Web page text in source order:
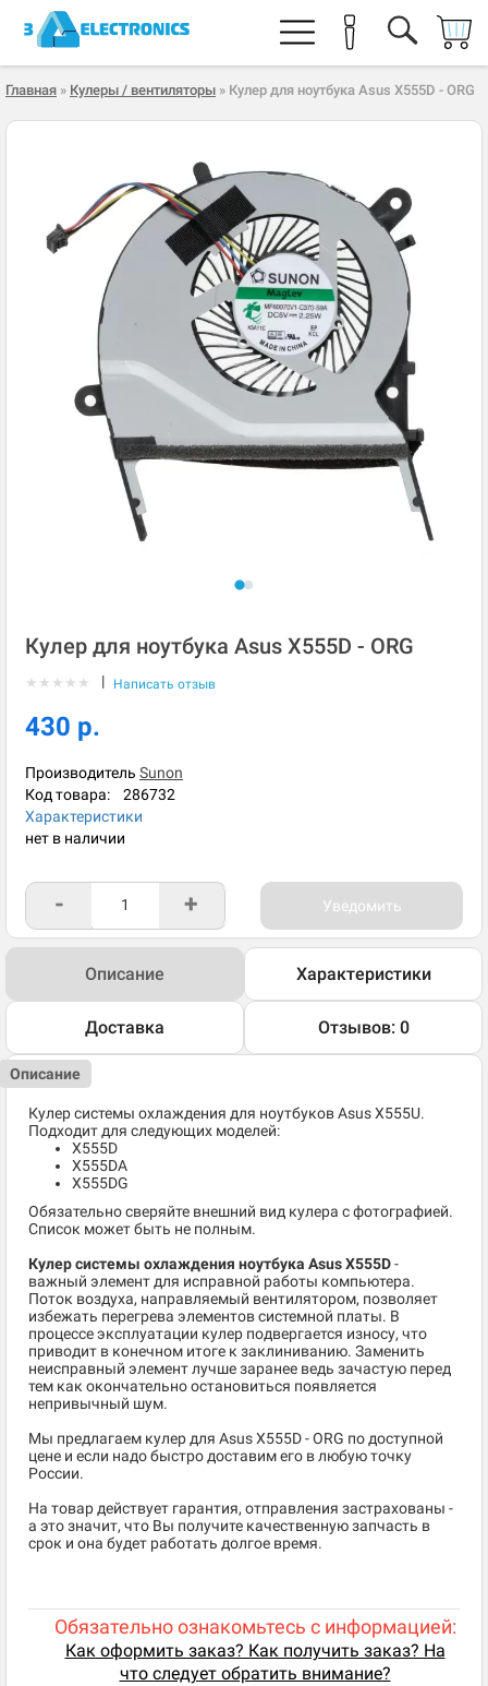
Главная » Кулеры / вентиляторы » Кулер для ноутбука Asus X555D - ORG
Кулер для ноутбука Asus X555D - ORG
★ ★ ★ ★ ★ | Написать отзыв
430 р.
Производитель Sunon
Код товара: 286732
Характеристики
нет в наличии
- + Уведомить
Описание Характеристики
Доставка Отзывов: 0
Описание
Кулер системы охлаждения для ноутбуков Asus X555U.
Подходит для следующих моделей:
X555D
X555DA
X555DG
Обязательно сверяйте внешний вид кулера с фотографией.
Список может быть не полным.
Кулер системы охлаждения ноутбука Asus X555D-
важный элемент для исправной работы компьютера.
Поток воздуха, направляемый вентилятором, позволяет
избежать перегрева элементов системной платы. В
процессе эксплуатации кулер подвергается износу, что
приводит в конечном итоге к заклиниванию. Заменить
неисправный элемент лучше заранее ведь зачастую перед
тем как окончательно остановиться появляется
непривычный шум.
Мы предлагаем кулер для Asus X555D - ORG по доступной
цене и если надо быстро доставим его в любую точку
России.
На товар действует гарантия, отправления застрахованы -
а это значит, что Вы получите качественную запчасть в
срок и она будет работать долгое время.
Обязательно ознакомьтесь с информацией:
Как оформить заказ? Как получить заказ? На
что следует обратить внимание?